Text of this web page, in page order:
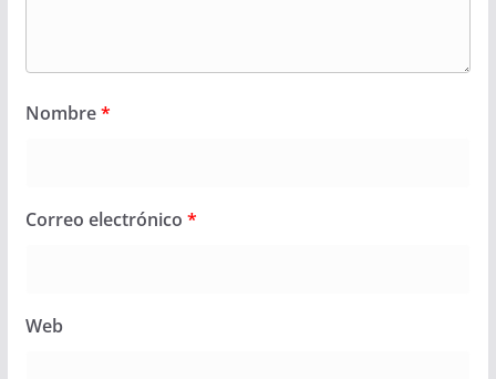
Nombre*
Correo electrónico *
Web